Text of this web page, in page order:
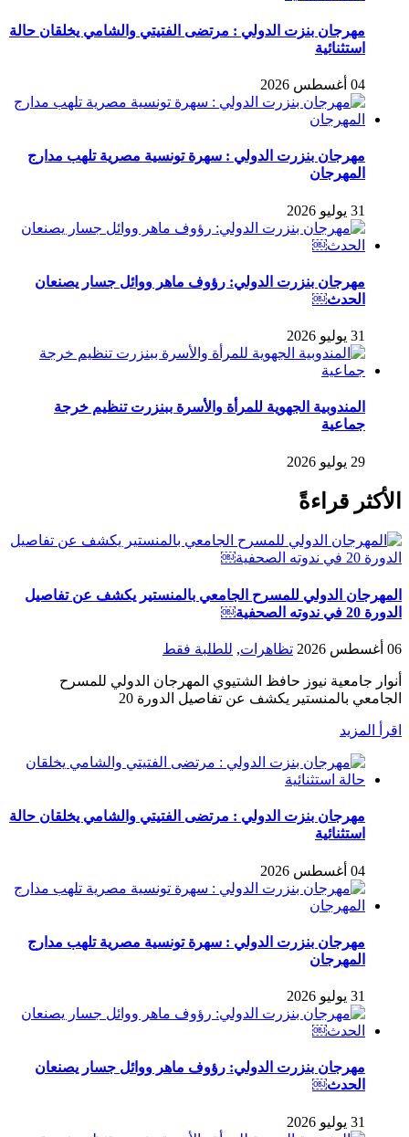
مهرجان بنزت الدولي : مرتضى الفتيتي والشامي يخلقان حالة
استثنائية
04 أغسطس 2026
مهرجان بنزرت الدولي : سهرة تونسية مصرية تلهب مدارج
المهرجان
31 يوليو 2026
مهرجان بنزرت الدولي: رؤوف ماهر ووائل جسار يصنعان
الحدث￼
31 يوليو 2026
المندوبية الجهوية للمرأة والأسرة ببنزرت تنظيم خرجة
جماعية
29 يوليو 2026
الأكثر قراءةً
المهرجان الدولي للمسرح الجامعي بالمنستير يكشف عن تفاصيل
الدورة 20 في ندوته الصحفية￼
06 أغسطس 2026 تظاهرات, للطلبة فقط
أنوار جامعية نيوز حافظ الشتيوي المهرجان الدولي للمسرح
الجامعي بالمنستير يكشف عن تفاصيل الدورة 20
اقرأ المزيد
مهرجان بنزت الدولي : مرتضى الفتيتي والشامي يخلقان حالة
استثنائية
04 أغسطس 2026
مهرجان بنزرت الدولي : سهرة تونسية مصرية تلهب مدارج
المهرجان
31 يوليو 2026
مهرجان بنزرت الدولي: رؤوف ماهر ووائل جسار يصنعان
الحدث￼
31 يوليو 2026